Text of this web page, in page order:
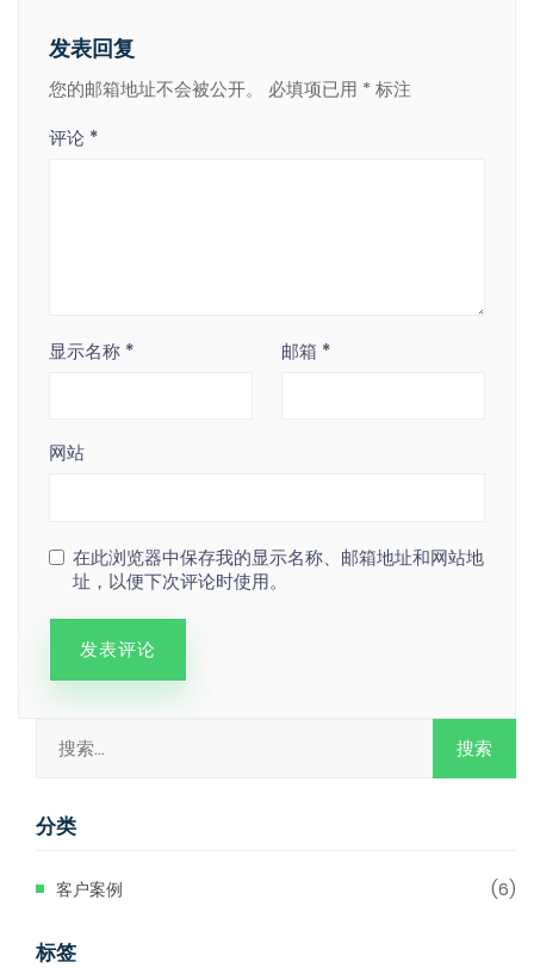
发表回复
您的邮箱地址不会被公开。 必填项已用 * 标注
评论 *
显示名称 * 邮箱 *
网站
在此浏览器中保存我的显示名称、邮箱地址和网站地
址，以便下次评论时使用。
分类
客户案例 (6)
标签